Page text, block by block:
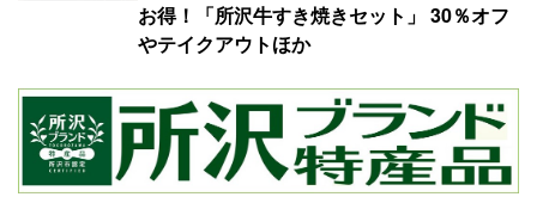
お得！「所沢牛すき焼きセット」 30％オフ
やテイクアウトほか